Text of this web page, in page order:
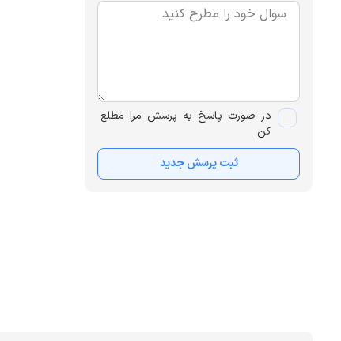
در صورت پاسخ به پرسش مرا مطلع
کن
ثبت پرسش جدید